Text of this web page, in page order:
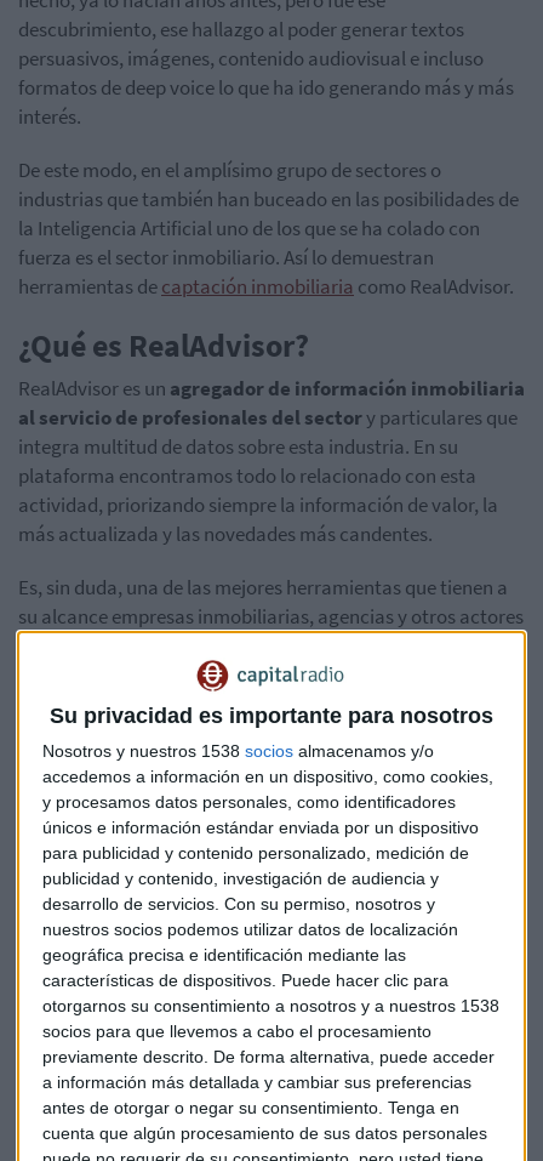
Su privacidad es importante para nosotros
Nosotros y nuestros 1538 socios almacenamos y/o
accedemos a información en un dispositivo, como cookies,
y procesamos datos personales, como identificadores
únicos e información estándar enviada por un dispositivo
para publicidad y contenido personalizado, medición de
publicidad y contenido, investigación de audiencia y
desarrollo de servicios. Con su permiso, nosotros y
nuestros socios podemos utilizar datos de localización
geográfica precisa e identificación mediante las
características de dispositivos. Puede hacer clic para
otorgarnos su consentimiento a nosotros y a nuestros 1538
socios para que llevemos a cabo el procesamiento
previamente descrito. De forma alternativa, puede acceder
a información más detallada y cambiar sus preferencias
antes de otorgar o negar su consentimiento. Tenga en
cuenta que algún procesamiento de sus datos personales
descubrimiento, ese hallazgo al poder generar textos
persuasivos, imágenes, contenido audiovisual e incluso
formatos de deep voice lo que ha ido generando más y más
interés.
De este modo, en el amplísimo grupo de sectores o
industrias que también han buceado en las posibilidades de
la Inteligencia Artificial uno de los que se ha colado con
fuerza es el sector inmobiliario. Así lo demuestran
herramientas decaptación inmobiliaria como RealAdvisor.
¿Qué es RealAdvisor?
RealAdvisor es un agregador de información inmobiliaria
al servicio de profesionales del sectory particulares que
integra multitud de datos sobre esta industria. En su
plataforma encontramos todo lo relacionado con esta
actividad, priorizando siempre la información de valor, la
más actualizada y las novedades más candentes.
Es, sin duda, una de las mejores herramientas que tienen a
su alcance empresas inmobiliarias, agencias y otros actores
transparente cómo se mueve el mercado
La propia RealAdvisor, que funcionaba incluso antes de que
se popularizara la Inteligencia Artificial, echa mano de estas
ayudas tecnológicas para ayudar a los profesionales. La
herramienta lleva en funcionamiento desde el año 2017 y
nació gracias alempeño de los emprendedores Jonas
Wiesel y Joan Rodríguez.
Ambos han conseguido en estos casi ocho años de
trayectoria generarmás de 50.000 oportunidades de
venta en el sectorligando esta industria al marketing
digital. Y en ese acercamiento al marketing digital, también
han introducido los principios de la Inteligencia Artificial.
Tanto Wiesel como Joan Rodríguez, antes de iniciar su
aventura con RealAdvisor, ya contaban con experiencia
muy positiva en el mundo de los negocios. Joan Rodríguez